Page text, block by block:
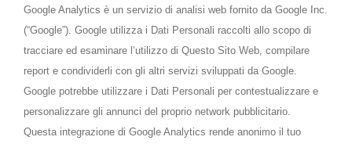
Google Analytics è un servizio di analisi web fornito da Google Inc.
(“Google”). Google utilizza i Dati Personali raccolti allo scopo di
tracciare ed esaminare l’utilizzo di Questo Sito Web, compilare
report e condividerli con gli altri servizi sviluppati da Google.
Google potrebbe utilizzare i Dati Personali per contestualizzare e
personalizzare gli annunci del proprio network pubblicitario.
Questa integrazione di Google Analytics rende anonimo il tuo